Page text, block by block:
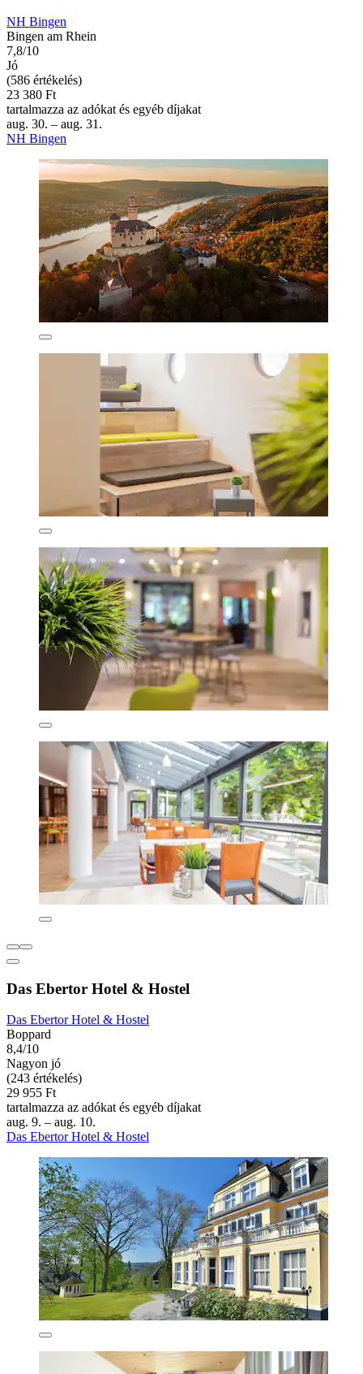
NH Bingen
Bingen am Rhein
7,8/10
Jó
(586 értékelés)
23 380 Ft
tartalmazza az adókat és egyéb díjakat
aug. 30. – aug. 31.
NH Bingen
Das Ebertor Hotel & Hostel
Das Ebertor Hotel & Hostel
Boppard
8,4/10
Nagyon jó
(243 értékelés)
29 955 Ft
tartalmazza az adókat és egyéb díjakat
aug. 9. – aug. 10.
Das Ebertor Hotel & Hostel